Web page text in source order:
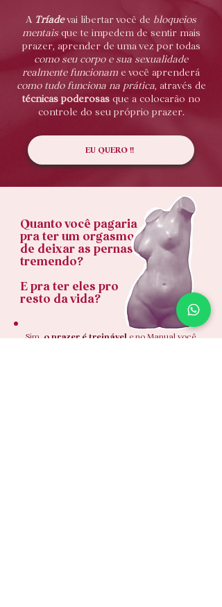
A Tríadevai libertar você de bloqueios
mentaisque te impedem de sentir mais
prazer, aprender de uma vez por todas
como seu corpo e sua sexualidade
realmente funcionam e você aprenderá
como tudo funciona na prática, através de
técnicas poderosasque a colocarão no
controle do seu próprio prazer.
EU QUERO !!
Quanto você pagaria
pra ter um orgasmo
de deixar as pernas
tremendo?
E pra ter eles pro
resto da vida?
Sim, o prazer é treinável e no Manual você